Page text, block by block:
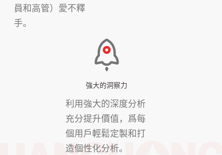
員和高管）愛不釋
手。
強大的洞察力
利用強大的深度分析
充分提升價值，爲每
個用戶輕鬆定製和打
造個性化分析。